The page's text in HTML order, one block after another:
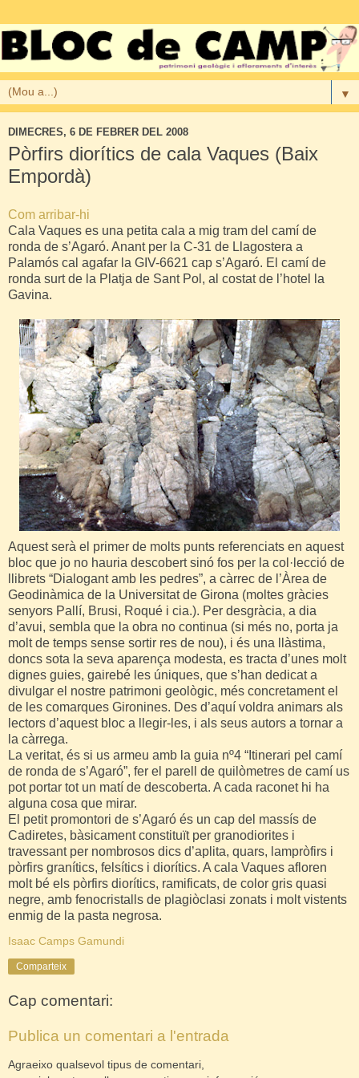
▼
DIMECRES, 6 DE FEBRER DEL 2008
Pòrfirs diorítics de cala Vaques (Baix
Empordà)
Com arribar-hi
Cala Vaques es una petita cala a mig tram del camí de
ronda de s’Agaró. Anant per la C-31 de Llagostera a
Palamós cal agafar la GIV-6621 cap s’Agaró. El camí de
ronda surt de la Platja de Sant Pol, al costat de l’hotel la
Gavina.
Aquest serà el primer de molts punts referenciats en aquest
bloc que jo no hauria descobert sinó fos per la col·lecció de
llibrets “Dialogant amb les pedres”, a càrrec de l’Àrea de
Geodinàmica de la Universitat de Girona (moltes gràcies
senyors Pallí, Brusi, Roqué i cia.). Per desgràcia, a dia
d’avui, sembla que la obra no continua (si més no, porta ja
molt de temps sense sortir res de nou), i és una llàstima,
doncs sota la seva aparença modesta, es tracta d’unes molt
dignes guies, gairebé les úniques, que s’han dedicat a
divulgar el nostre patrimoni geològic, més concretament el
de les comarques Gironines. Des d’aquí voldra animars als
lectors d’aquest bloc a llegir-les, i als seus autors a tornar a
la càrrega.
La veritat, és si us armeu amb la guia nº4 “Itinerari pel camí
de ronda de s’Agaró”, fer el parell de quilòmetres de camí us
pot portar tot un matí de descoberta. A cada raconet hi ha
alguna cosa que mirar.
El petit promontori de s’Agaró és un cap del massís de
Cadiretes, bàsicament constituït per granodiorites i
travessant per nombrosos dics d’aplita, quars, lampròfirs i
pòrfirs granítics, felsítics i diorítics. A cala Vaques afloren
molt bé els pòrfirs diorítics, ramificats, de color gris quasi
negre, amb fenocristalls de plagiòclasi zonats i molt vistents
enmig de la pasta negrosa.
Isaac Camps Gamundi
Comparteix
Cap comentari:
Publica un comentari a l'entrada
Agraeixo qualsevol tipus de comentari,